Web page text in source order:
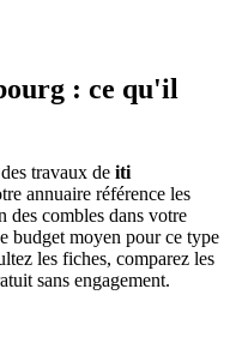
: ce qu'il
travaux de iti
annuaire référence les
des combles dans votre
budget moyen pour ce type
les fiches, comparez les
sans engagement.